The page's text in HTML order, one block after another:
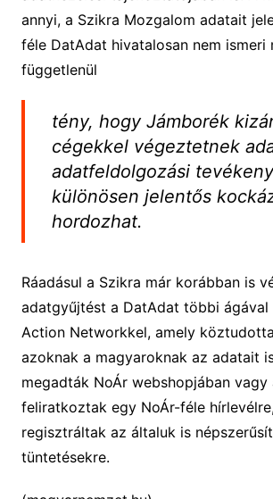
annyi, a Szikra Mozgalom adatait
féle DatAdat hivatalosan nem ismeri
függetlenül
tény, hogy Jámborék
cégekkel végeztetnek
adatfeldolgozási
különösen jelentős
hordozhat.
Ráadásul a Szikra már korábban is
adatgyűjtést a DatAdat többi
Action Networkkel, amely
azoknak a magyaroknak az adatait
megadták NoÁr webshopjában vagy
feliratkoztak egy NoÁr-féle
regisztráltak az általuk is
tüntetésekre.